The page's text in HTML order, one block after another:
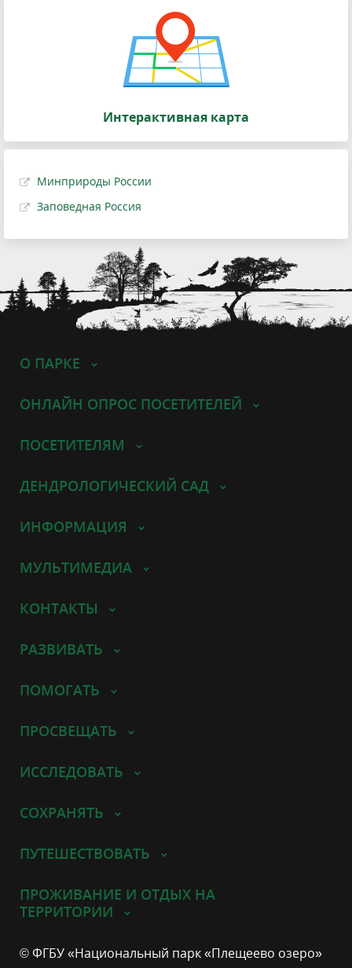
Интерактивная карта
Минприроды России
Заповедная Россия
О ПАРКЕ
ОНЛАЙН ОПРОС ПОСЕТИТЕЛЕЙ
ПОСЕТИТЕЛЯМ
ДЕНДРОЛОГИЧЕСКИЙ САД
ИНФОРМАЦИЯ
МУЛЬТИМЕДИА
КОНТАКТЫ
РАЗВИВАТЬ
ПОМОГАТЬ
ПРОСВЕЩАТЬ
ИССЛЕДОВАТЬ
СОХРАНЯТЬ
ПУТЕШЕСТВОВАТЬ
ПРОЖИВАНИЕ И ОТДЫХ НА
ТЕРРИТОРИИ
© ФГБУ «Национальный парк «Плещеево озеро»